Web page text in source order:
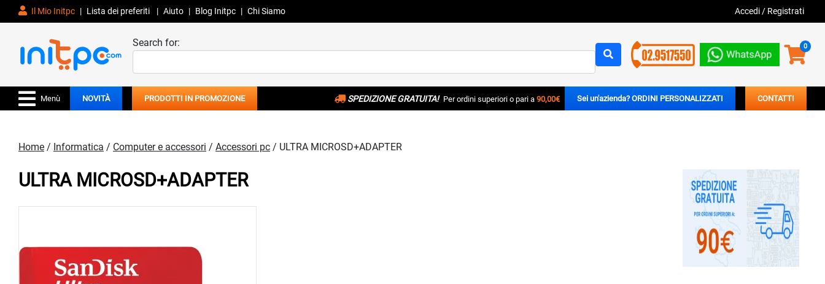
Il Mio Initpc | Lista dei preferiti | Aiuto | Blog Initpc | Chi Siamo Accedi / Registrati
Search for: 0
Menù NOVITÀ PRODOTTI IN PROMOZIONE SPEDIZIONE GRATUITA! Per ordini superiori o pari a 90,00€ Sei un'azienda? ORDINI PERSONALIZZATI CONTATTI
Home / Informatica / Computer e accessori / Accessori pc / ULTRA MICROSD+ADAPTER
ULTRA MICROSD+ADAPTER